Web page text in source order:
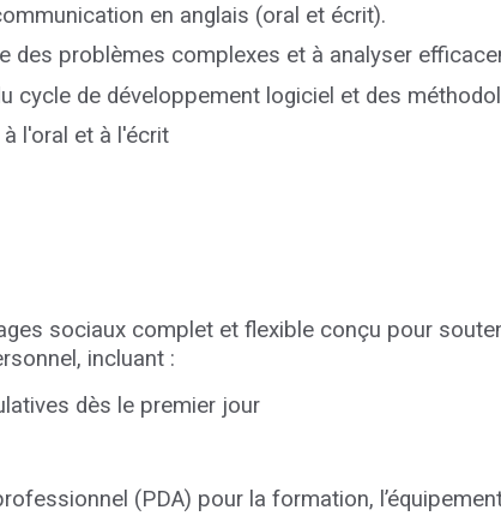
en anglais (oral et écrit).
des problèmes complexes et à analyser
cycle de développement logiciel et des
à l'oral et à l'écrit
sociaux complet et flexible conçu pour
incluant :
dès le premier jour
(PDA) pour la formation,